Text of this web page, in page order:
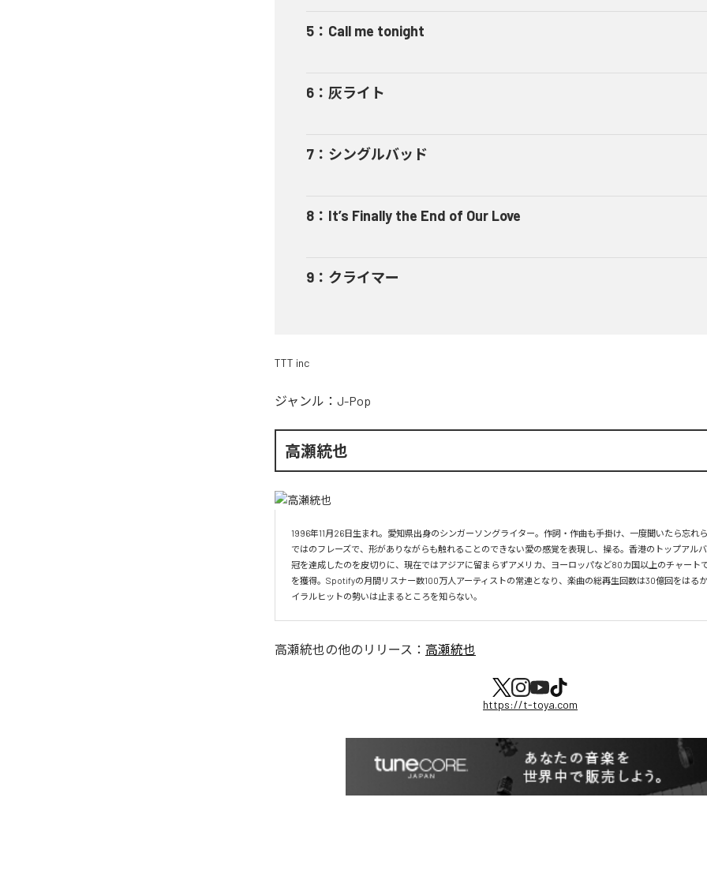
5 ： Call me tonight
6 ： 灰ライト
7 ： シングルバッド
8 ： It’s Finally the End of Our Love
9 ： クライマー
TTT inc
ジャンル： J-Pop
高瀬統也
1996年11月26日生まれ。愛知県出身のシンガーソングライター。作詞・作曲も手掛け、一度聞いたら忘れ
ではのフレーズで、形がありながらも触れることのできない愛の感覚を表現し、操る。香港のトップアル
冠を達成したのを皮切りに、現在ではアジアに留まらずアメリカ、ヨーロッパなど80カ国以上のチャート
を獲得。Spotifyの月間リスナー数100万人アーティストの常連となり、楽曲の総再生回数は30億回をはる
イラルヒットの勢いは止まるところを知らない。
高瀬統也の他のリリース： 高瀬統也
https://t-toya.com